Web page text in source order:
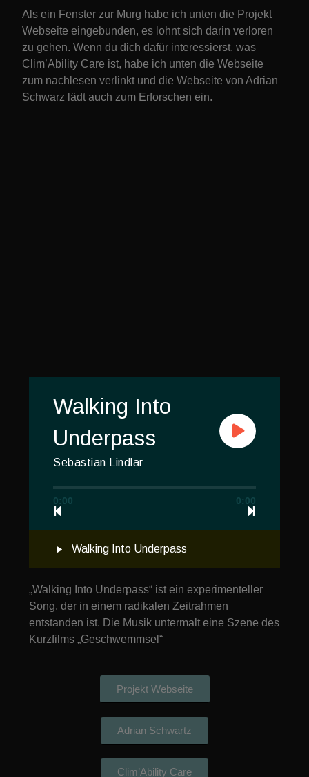
Als ein Fenster zur Murg habe ich unten die Projekt
Webseite eingebunden, es lohnt sich darin verloren
zu gehen. Wenn du dich dafür interessierst, was
Clim’Ability Care ist, habe ich unten die Webseite
zum nachlesen verlinkt und die Webseite von Adrian
Schwarz lädt auch zum Erforschen ein.
Walking Into
Underpass
Sebastian Lindlar
0:00 0:00
Walking Into Underpass
„Walking Into Underpass“ ist ein experimenteller
Song, der in einem radikalen Zeitrahmen
entstanden ist. Die Musik untermalt eine Szene des
Kurzfilms „Geschwemmsel“
Projekt Webseite
Adrian Schwartz
Clim’Ability Care